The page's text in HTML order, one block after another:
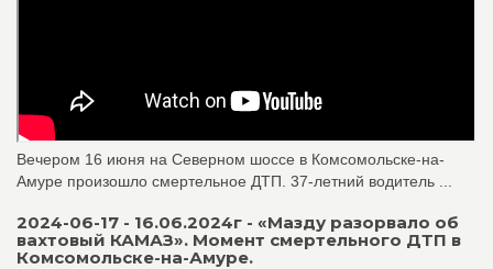
Вечером 16 июня на Северном шоссе в Комсомольске-на-
Амуре произошло смертельное ДТП. 37-летний водитель ...
2024-06-17 - 16.06.2024г - «Мазду разорвало об
вахтовый КАМАЗ». Момент смертельного ДТП в
Комсомольске-на-Амуре.